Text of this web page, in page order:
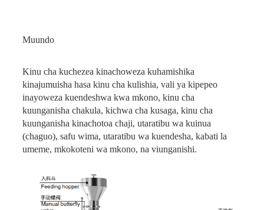
Muundo
Kinu cha kuchezea kinachoweza kuhamishika
kinajumuisha hasa kinu cha kulishia, vali ya kipepeo
inayoweza kuendeshwa kwa mkono, kinu cha
kuunganisha chakula, kichwa cha kusaga, kinu cha
kuunganisha kinachotoa chaji, utaratibu wa kuinua
(chaguo), safu wima, utaratibu wa kuendesha, kabati la
umeme, mkokoteni wa mkono, na viunganishi.